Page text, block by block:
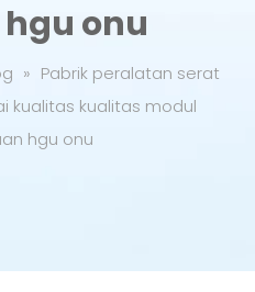
onu
» Pabrik peralatan serat
kualitas kualitas modul
hgu onu